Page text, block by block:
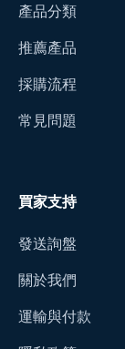
產品分類
推薦產品
採購流程
常見問題
買家支持
發送詢盤
關於我們
運輸與付款